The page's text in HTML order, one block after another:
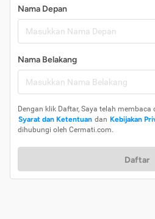
Nama Depan
Nama Belakang
Dengan klik Daftar, Saya telah membaca
Syarat dan Ketentuan dan Kebijakan
dihubungi oleh Cermati.com.
Daftar